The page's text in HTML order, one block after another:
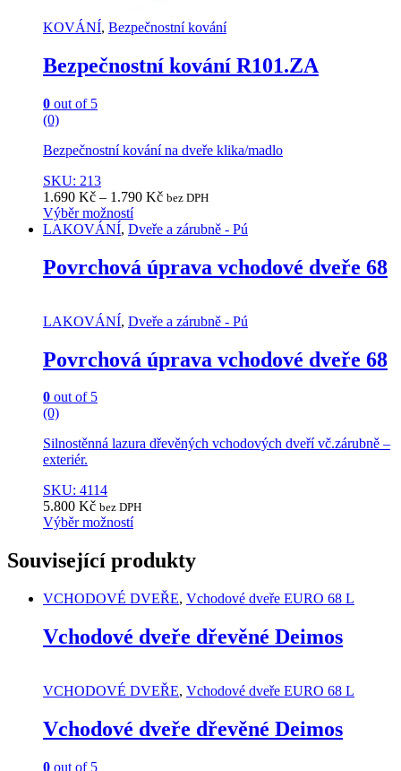
KOVÁNÍ, Bezpečnostní kování
Bezpečnostní kování R101.ZA
0 out of 5
(0)
Bezpečnostní kování na dveře klika/madlo
SKU: 213
1.690 Kč – 1.790 Kč bez DPH
Výběr možností
This
has
multiple
options
be
chosen
on
the
product
page
LAKOVÁNÍ, Dveře a zárubně - Pú
Povrchová úprava vchodové dveře 68
LAKOVÁNÍ, Dveře a zárubně - Pú
Povrchová úprava vchodové dveře 68
0 out of 5
(0)
Silnostěnná lazura dřevěných vchodových dveří vč.zárubně –
exteriér.
SKU: 4114
5.800 Kč bez DPH
Výběr možností
product
has
variants.
options
may
chosen
on
product
Související produkty
VCHODOVÉ DVEŘE, Vchodové dveře EURO 68 L
Vchodové dveře dřevěné Deimos
VCHODOVÉ DVEŘE, Vchodové dveře EURO 68 L
Vchodové dveře dřevěné Deimos
0 out of 5